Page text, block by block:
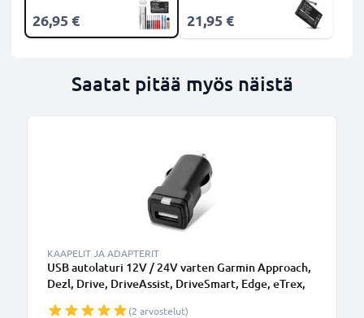
26,95 € 21,95 €
Saatat pitää myös näistä
KAAPELIT JA ADAPTERIT
USB autolaturi 12V / 24V varten Garmin Approach,
Dezl, Drive, DriveAssist, DriveSmart, Edge, eTrex,
(2 arvostelut)